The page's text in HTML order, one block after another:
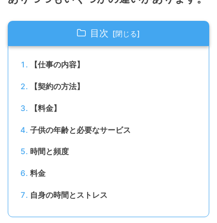
目次
【仕事の内容】
【契約の方法】
【料金】
子供の年齢と必要なサービス
時間と頻度
料金
自身の時間とストレス